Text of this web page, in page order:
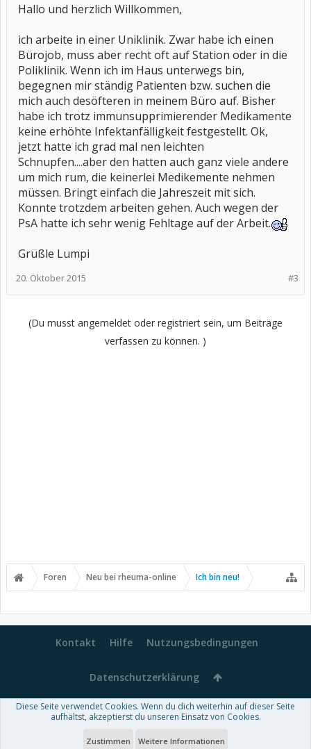
Hallo und herzlich Willkommen,
ich arbeite in einer Uniklinik. Zwar habe ich einen
Bürojob, muss aber recht oft auf Station oder in die
Poliklinik. Wenn ich im Haus unterwegs bin,
begegnen mir ständig Patienten bzw. suchen die
mich auch desöfteren in meinem Büro auf. Bisher
habe ich trotz immunsupprimierender Medikamente
keine erhöhte Infektanfälligkeit festgestellt. Ok,
jetzt hatte ich grad mal nen leichten
Schnupfen....aber den hatten auch ganz viele andere
um mich rum, die keinerlei Medikemente nehmen
müssen. Bringt einfach die Jahreszeit mit sich.
Konnte trotzdem arbeiten gehen. Auch wegen der
PsA hatte ich sehr wenig Fehltage auf der Arbeit.
Grüßle Lumpi
#3
20. Oktober 2015
(Du musst angemeldet oder registriert sein, um Beiträge
verfassen zu können. )
Foren Neu bei rheuma-online Ich bin neu!
Kontakt Hilfe Nutzungsbedingungen
Datenschutzerklärung
Forum software by XenForo™-Deutsch von xenDach
Theme designed byThemeHouse
Diese Seite verwendet Cookies. Wenn du dich weiterhin auf dieser Seite
aufhältst, akzeptierst du unseren Einsatz von Cookies.
Zustimmen Weitere Informationen